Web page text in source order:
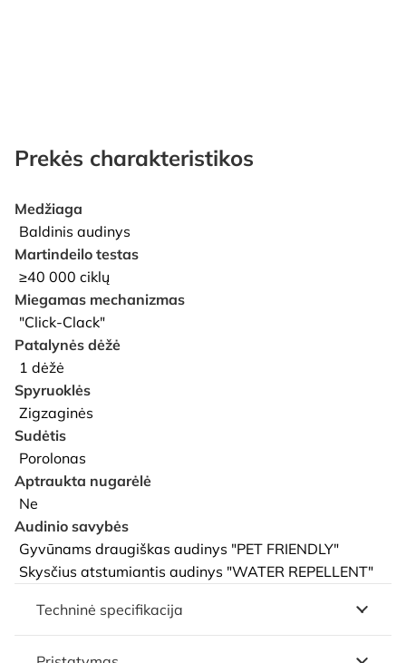
Prekės charakteristikos
Medžiaga
Baldinis audinys
Martindeilo testas
≥40 000 ciklų
Miegamas mechanizmas
"Click-Clack"
Patalynės dėžė
1 dėžė
Spyruoklės
Zigzaginės
Sudėtis
Porolonas
Aptraukta nugarėlė
Ne
Audinio savybės
Gyvūnams draugiškas audinys "PET FRIENDLY"
Skysčius atstumiantis audinys "WATER REPELLENT"
Techninė specifikacija